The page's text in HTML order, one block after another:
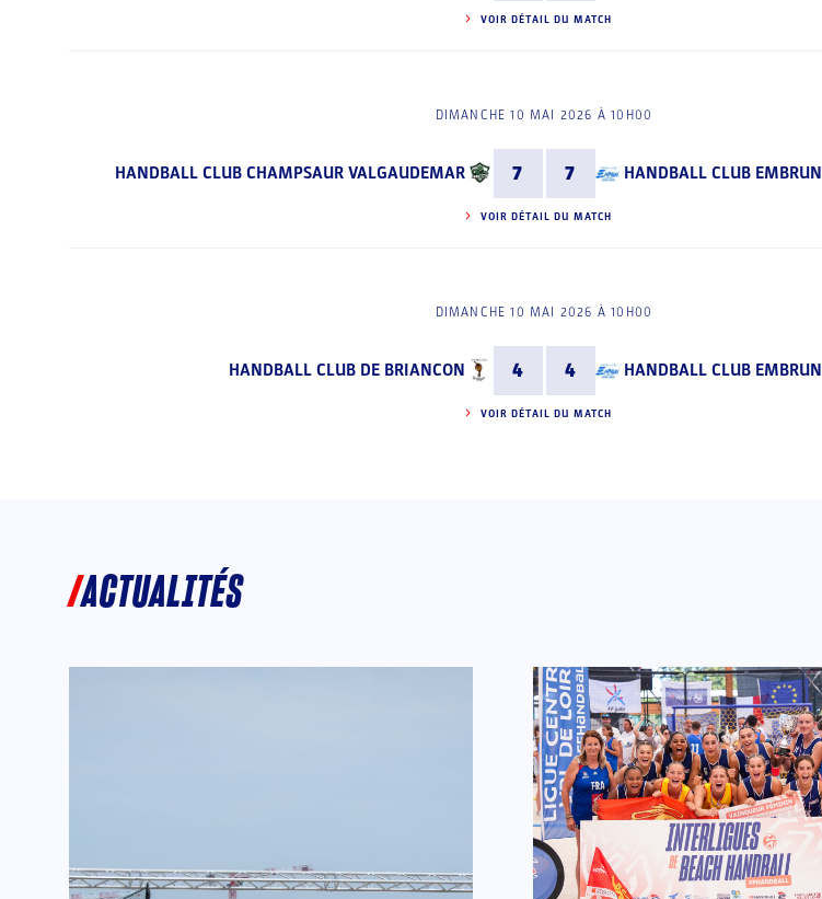
VOIR DÉTAIL DU MATCH
DIMANCHE 10 MAI 2026 À 10H00
HANDBALL CLUB CHAMPSAUR VALGAUDEMAR 7 7 HANDBALL CLUB EMBRUN
VOIR DÉTAIL DU MATCH
DIMANCHE 10 MAI 2026 À 10H00
HANDBALL CLUB DE BRIANCON 4 4 HANDBALL CLUB EMBRUN
VOIR DÉTAIL DU MATCH
ACTUALITÉS